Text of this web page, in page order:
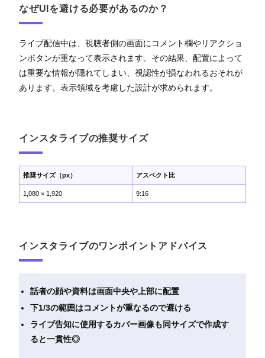
なぜUIを避ける必要があるのか？
ライブ配信中は、視聴者側の画面にコメント欄やリアクショ
ンボタンが重なって表示されます。その結果、配置によって
は重要な情報が隠れてしまい、視認性が損なわれるおそれが
あります。表示領域を考慮した設計が求められます。
インスタライブの推奨サイズ
推奨サイズ（px） アスペクト比
1,080 × 1,920 9:16
インスタライブのワンポイントアドバイス
話者の顔や資料は画面中央や上部に配置
下1/3の範囲はコメントが重なるので避ける
ライブ告知に使用するカバー画像も同サイズで作成す
ると一貫性◎